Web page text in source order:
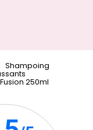
Shampoing
250ml